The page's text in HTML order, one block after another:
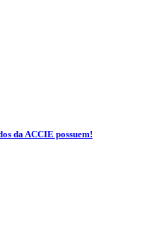
da ACCIE possuem!